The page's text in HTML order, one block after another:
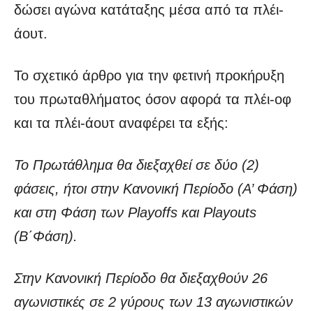
δώσει αγώνα κατάταξης μέσα από τα πλέι-
άουτ.
Το σχετικό άρθρο για την φετινή προκήρυξη
του πρωταθλήματος όσον αφορά τα πλέι-οφ
και τα πλέι-άουτ αναφέρει τα εξής:
Το Πρωτάθλημα θα διεξαχθεί σε δύο (2)
φάσεις, ήτοι στην Κανονική Περίοδο (Α’ Φάση)
και στη Φάση των Playoffs και Playouts
(Β΄Φάση).
Στην Κανονική Περίοδο θα διεξαχθούν 26
αγωνιστικές σε 2 γύρους των 13 αγωνιστικών